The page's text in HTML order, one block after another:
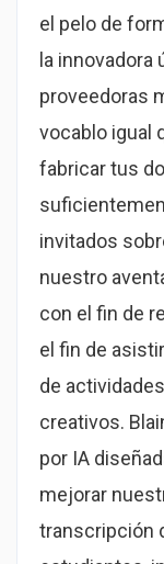
el pelo de
la innovadora
proveedoras
vocablo igual
fabricar tus
invitados
nuestro
con el fin de
el fin de
de
creativos.
por IA
mejorar
transcripción